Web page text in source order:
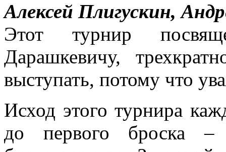
Алексей Плигускин,
Этот турнир
Дарашкевичу,
выступать, потому что
Исход этого турнира
до первого броска –